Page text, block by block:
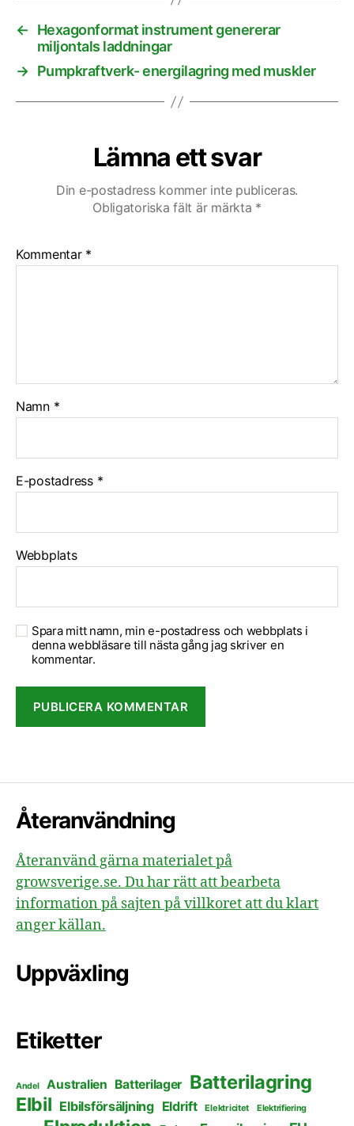
←
Hexagonformat instrument genererar
miljontals laddningar
→ Pumpkraftverk- energilagring med muskler
Lämna ett svar
Din e-postadress kommer inte publiceras.
Obligatoriska fält är märkta *
Kommentar *
Namn *
E-postadress *
Webbplats
Spara mitt namn, min e-postadress och webbplats i
denna webbläsare till nästa gång jag skriver en
kommentar.
Återanvändning
Återanvänd gärna materialet på
growsverige.se. Du har rätt att bearbeta
information på sajten på villkoret att du klart
anger källan.
Uppväxling
Etiketter
Andel Australien Batterilager Batterilagring
Elbil Elbilsförsäljning Eldrift Elektricitet Elektrifiering